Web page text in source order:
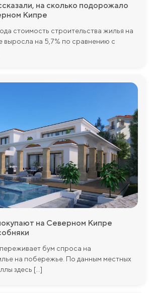
на сколько подорожало
Кипре
стоимость строительства жилья на
выросла на 5,7% по сравнению с
на Северном Кипре
бум спроса на
на побережье. По данным местных
здесь [...]